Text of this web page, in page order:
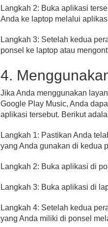
Langkah 2: Buka aplikasi
Anda ke laptop melalui
Langkah 3: Setelah kedua
ponsel ke laptop atau
4.
Jika Anda menggunakan
Google Play Music, Anda
aplikasi tersebut. Berikut
Langkah 1: Pastikan Anda
yang Anda gunakan di kedua
Langkah 2: Buka aplikasi di
Langkah 3: Buka aplikasi di
Langkah 4: Setelah kedua
yang Anda miliki di ponsel